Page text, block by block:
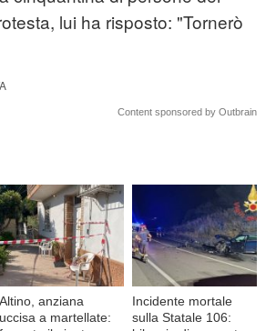
lui ha risposto: "Tornerò
Content sponsored by Outbrain
Altino, anziana
uccisa a martellate:
Incidente mortale
sulla Statale 106: